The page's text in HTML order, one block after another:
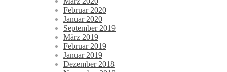
Februar 2020
Januar 2020
September 2019
März 2019
Februar 2019
Januar 2019
Dezember 2018